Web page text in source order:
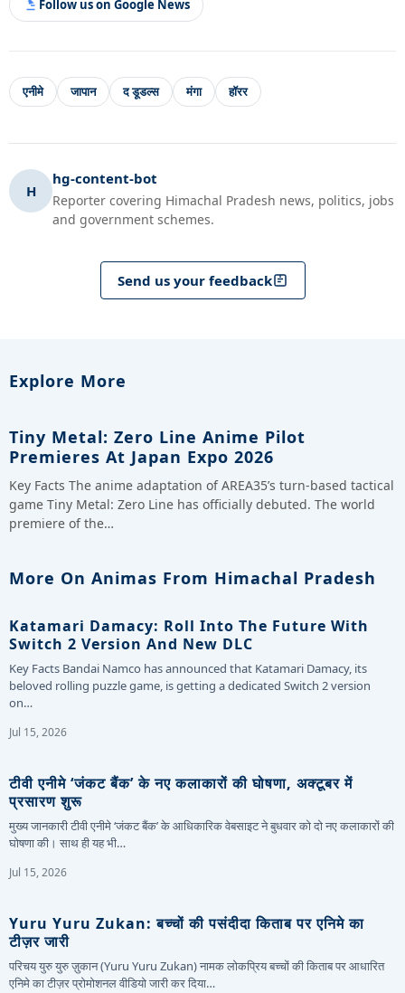
Follow us on Google News
एनीमे जापान द डूडल्स मंगा हॉरर
H
hg-content-bot
Reporter covering Himachal Pradesh news, politics, jobs
and government schemes.
Send us your feedback
Explore More
Tiny Metal: Zero Line Anime Pilot
Premieres At Japan Expo 2026
Key Facts The anime adaptation of AREA35’s turn-based tactical
game Tiny Metal: Zero Line has officially debuted. The world
premiere of the…
More On Animas From Himachal Pradesh
Katamari Damacy: Roll Into The Future With
Switch 2 Version And New DLC
Key Facts Bandai Namco has announced that Katamari Damacy, its
beloved rolling puzzle game, is getting a dedicated Switch 2 version
on…
Jul 15, 2026
टीवी एनीमे ‘जंकट बैंक’ के नए कलाकारों की घोषणा, अक्टूबर में
प्रसारण शुरू
मुख्य जानकारी टीवी एनीमे ‘जंकट बैंक’ के आधिकारिक वेबसाइट ने बुधवार को दो नए कलाकारों की
घोषणा की। साथ ही यह भी…
Jul 15, 2026
Yuru Yuru Zukan: बच्चों की पसंदीदा किताब पर एनिमे का
टीज़र जारी
परिचय युरु युरु ज़ुकान (Yuru Yuru Zukan) नामक लोकप्रिय बच्चों की किताब पर आधारित
एनिमे का टीज़र प्रोमोशनल वीडियो जारी कर दिया…